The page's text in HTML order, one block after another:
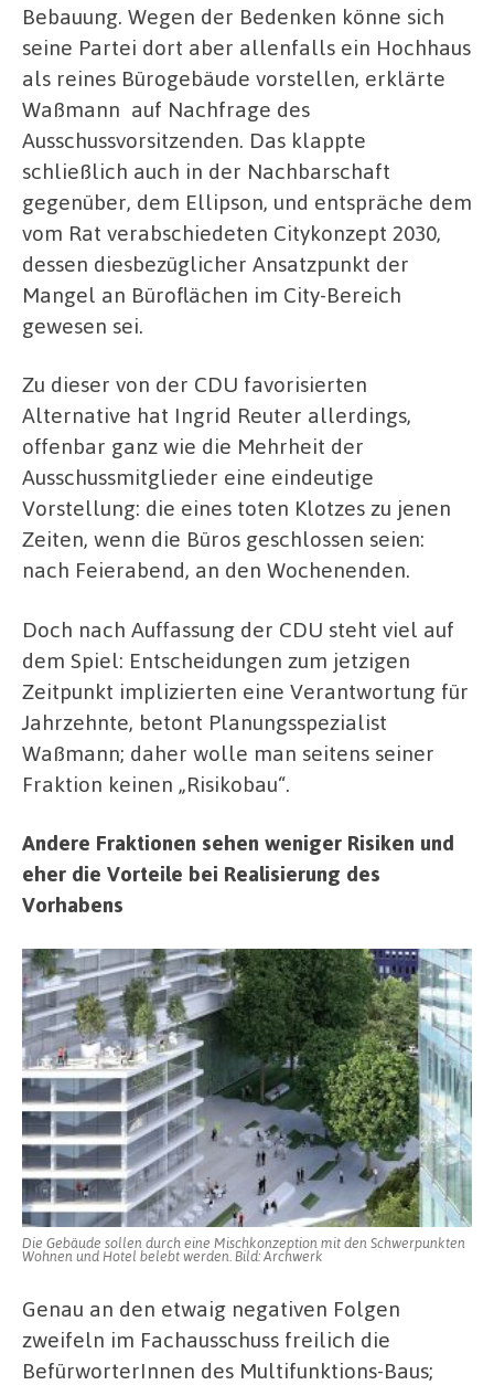
Bebauung. Wegen der Bedenken könne sich
seine Partei dort aber allenfalls ein Hochhaus
als reines Bürogebäude vorstellen, erklärte
Waßmann auf Nachfrage des
Ausschussvorsitzenden. Das klappte
schließlich auch in der Nachbarschaft
gegenüber, dem Ellipson, und entspräche dem
vom Rat verabschiedeten Citykonzept 2030,
dessen diesbezüglicher Ansatzpunkt der
Mangel an Büroflächen im City-Bereich
gewesen sei.
Zu dieser von der CDU favorisierten
Alternative hat Ingrid Reuter allerdings,
offenbar ganz wie die Mehrheit der
Ausschussmitglieder eine eindeutige
Vorstellung: die eines toten Klotzes zu jenen
Zeiten, wenn die Büros geschlossen seien:
nach Feierabend, an den Wochenenden.
Doch nach Auffassung der CDU steht viel auf
dem Spiel: Entscheidungen zum jetzigen
Zeitpunkt implizierten eine Verantwortung für
Jahrzehnte, betont Planungsspezialist
Waßmann; daher wolle man seitens seiner
Fraktion keinen „Risikobau“.
Andere Fraktionen sehen weniger Risiken und
eher die Vorteile bei Realisierung des
Vorhabens
Die Gebäude sollen durch eine Mischkonzeption mit den Schwerpunkten
Wohnen und Hotel belebt werden. Bild: Archwerk
Genau an den etwaig negativen Folgen
zweifeln im Fachausschuss freilich die
BefürworterInnen des Multifunktions-Baus;